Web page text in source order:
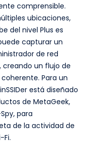
comprensible.
ubicaciones,
del nivel Plus es
capturar un
de red
un flujo de
Para un
está diseñado
de MetaGeek,
para
de la actividad de
Fi.